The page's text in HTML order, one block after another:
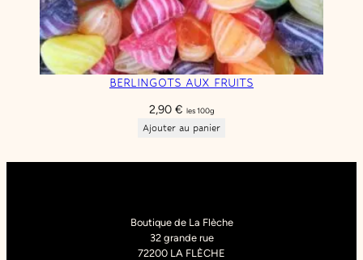
BERLINGOTS AUX FRUITS
2,90 € les 100g
Ajouter au panier
Boutique de La Flèche
32 grande rue
72200 LA FLÈCHE